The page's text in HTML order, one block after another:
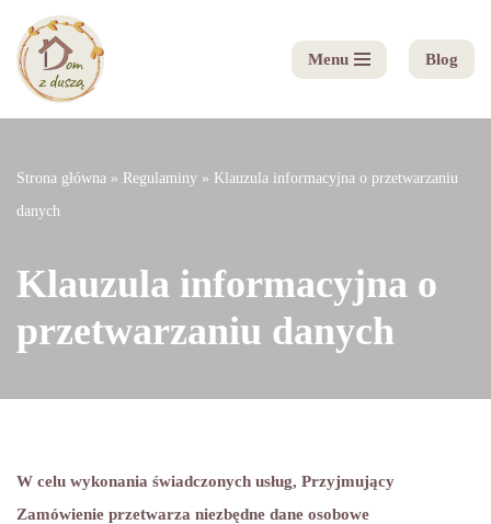
Przejdź
do
Menu Blog
Strona główna » Regulaminy » Klauzula informacyjna o przetwarzaniu
danych
Klauzula informacyjna o
przetwarzaniu danych
W celu wykonania świadczonych usług, Przyjmujący
Zamówienie przetwarza niezbędne dane osobowe